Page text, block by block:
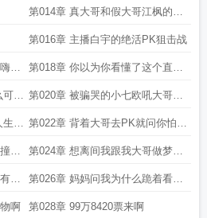
第014章 真大哥和假大哥江枫的辨
别方法
第016章 主播白宇的绝活PK狙击战
战 第018章 你以为你看懂了这个直播
间其实并没有
可以 第020章 被骗哭的小七欧吼大哥来
了
生豪 第022章 背着大哥去PK就问你怕不
怕
枪 第024章 想离间我跟我大哥做梦去
吧
三 第026章 妈妈问我为什么跪着看直
播
啊 第028章 99万8420票来啊